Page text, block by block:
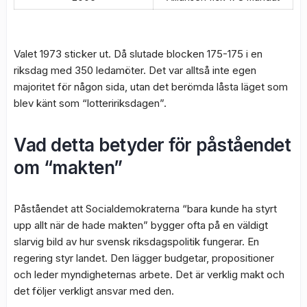
Valet 1973 sticker ut. Då slutade blocken 175-175 i en
riksdag med 350 ledamöter. Det var alltså inte egen
majoritet för någon sida, utan det berömda låsta läget som
blev känt som “lotteririksdagen”.
Vad detta betyder för påståendet
om “makten”
Påståendet att Socialdemokraterna “bara kunde ha styrt
upp allt när de hade makten” bygger ofta på en väldigt
slarvig bild av hur svensk riksdagspolitik fungerar. En
regering styr landet. Den lägger budgetar, propositioner
och leder myndigheternas arbete. Det är verklig makt och
det följer verkligt ansvar med den.